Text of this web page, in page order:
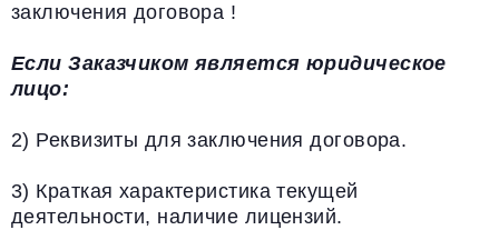
заключения договора !
Если Заказчиком является юридическое
лицо:
2) Реквизиты для заключения договора.
3) Краткая характеристика текущей
деятельности, наличие лицензий.